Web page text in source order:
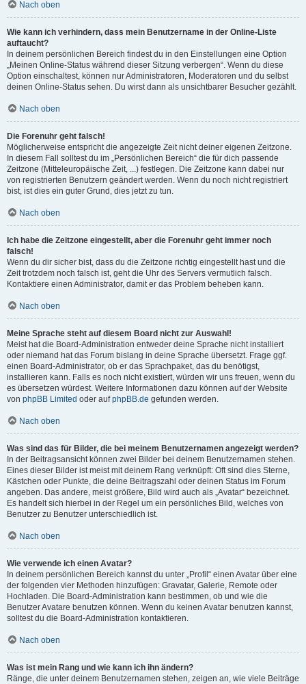
Nach oben
Wie kann ich verhindern, dass mein Benutzername in der Online-Liste
auftaucht?
In deinem persönlichen Bereich findest du in den Einstellungen eine Option
„Meinen Online-Status während dieser Sitzung verbergen“. Wenn du diese
Option einschaltest, können nur Administratoren, Moderatoren und du selbst
deinen Online-Status sehen. Du wirst dann als unsichtbarer Besucher gezählt.
Nach oben
Die Forenuhr geht falsch!
Möglicherweise entspricht die angezeigte Zeit nicht deiner eigenen Zeitzone.
In diesem Fall solltest du im „Persönlichen Bereich“ die für dich passende
Zeitzone (Mitteleuropäische Zeit, ...) festlegen. Die Zeitzone kann dabei nur
von registrierten Benutzern geändert werden. Wenn du noch nicht registriert
bist, ist dies ein guter Grund, dies jetzt zu tun.
Nach oben
Ich habe die Zeitzone eingestellt, aber die Forenuhr geht immer noch
falsch!
Wenn du dir sicher bist, dass du die Zeitzone richtig eingestellt hast und die
Zeit trotzdem noch falsch ist, geht die Uhr des Servers vermutlich falsch.
Kontaktiere einen Administrator, damit er das Problem beheben kann.
Nach oben
Meine Sprache steht auf diesem Board nicht zur Auswahl!
Meist hat die Board-Administration entweder deine Sprache nicht installiert
oder niemand hat das Forum bislang in deine Sprache übersetzt. Frage ggf.
einen Board-Administrator, ob er das Sprachpaket, das du benötigst,
installieren kann. Falls es noch nicht existiert, würden wir uns freuen, wenn du
es übersetzen würdest. Weitere Informationen dazu können auf der Website
von phpBB Limited oder aufphpBB.de gefunden werden.
Nach oben
Was sind das für Bilder, die bei meinem Benutzernamen angezeigt werden?
In der Beitragsansicht können zwei Bilder bei deinem Benutzernamen stehen.
Eines dieser Bilder ist meist mit deinem Rang verknüpft: Oft sind dies Sterne,
Kästchen oder Punkte, die deine Beitragszahl oder deinen Status im Forum
angeben. Das andere, meist größere, Bild wird auch als „Avatar“ bezeichnet.
Es handelt sich hierbei in der Regel um ein persönliches Bild, welches von
Benutzer zu Benutzer unterschiedlich ist.
Nach oben
Wie verwende ich einen Avatar?
In deinem persönlichen Bereich kannst du unter „Profil“ einen Avatar über eine
der folgenden vier Methoden hinzufügen: Gravatar, Galerie, Remote oder
Hochladen. Die Board-Administration kann bestimmen, ob und wie die
Benutzer Avatare benutzen können. Wenn du keinen Avatar benutzen kannst,
solltest du die Board-Administration kontaktieren.
Nach oben
Was ist mein Rang und wie kann ich ihn ändern?
Ränge, die unter deinem Benutzernamen stehen, zeigen an, wie viele Beiträge